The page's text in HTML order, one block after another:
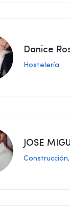
Danice
Hostelería
JOSE
Construcción,